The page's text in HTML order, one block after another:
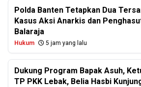
Polda Banten Tetapkan Dua
Kasus Aksi Anarkis dan
Balaraja
Hukum 5 jam yang lalu
Dukung Program Bapak Asuh,
TP PKK Lebak, Belia Hasbi